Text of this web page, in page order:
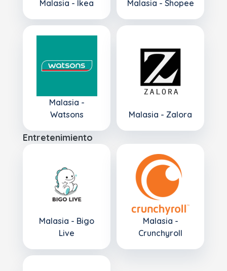
Malasia - Ikea Malasia - Shopee
Malasia -
Watsons
Malasia - Zalora
Entretenimiento
Malasia - Bigo
Live
Malasia -
Crunchyroll